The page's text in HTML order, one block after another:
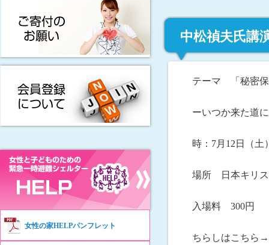
中松禎夫氏講
テーマ 「秘密保
ーいつか来た道
時：7月12日（土
場所 日本キリ
入場料 300円
ちらしはこちら→
女性の家HELPパンフレット